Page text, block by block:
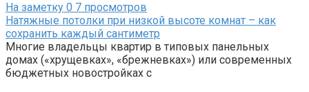
На заметку 0 7 просмотров
Натяжные потолки при низкой высоте комнат – как
сохранить каждый сантиметр
Многие владельцы квартир в типовых панельных
домах («хрущевках», «брежневках») или современных
бюджетных новостройках с